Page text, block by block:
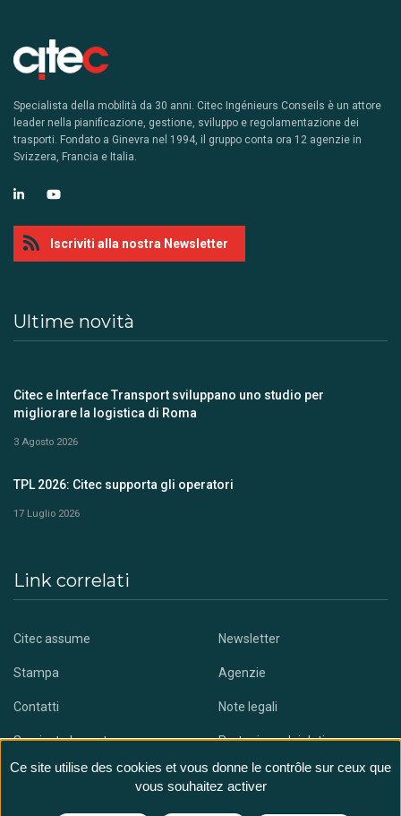
Specialista della mobilità da 30 anni. Citec Ingénieurs Conseils è un attore
leader nella pianificazione, gestione, sviluppo e regolamentazione dei
trasporti. Fondato a Ginevra nel 1994, il gruppo conta ora 12 agenzie in
Svizzera, Francia e Italia.
Iscriviti alla nostra Newsletter
Ultime novità
Citec e Interface Transport sviluppano uno studio per
migliorare la logistica di Roma
3 Agosto 2026
TPL 2026: Citec supporta gli operatori
17 Luglio 2026
Link correlati
Citec assume Newsletter
Stampa Agenzie
Contatti Note legali
Scaricate la nostra app Protezione dei dati
Ce site utilise des cookies et vous donne le contrôle sur ceux que
vous souhaitez activer